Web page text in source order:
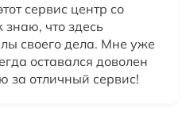
сервис центр со
знаю, что здесь
своего дела. Мне уже
оставался доволен
за отличный сервис!